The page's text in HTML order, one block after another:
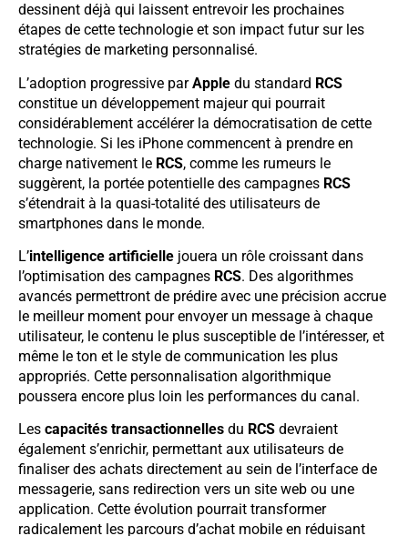
dessinent déjà qui laissent entrevoir les prochaines
étapes de cette technologie et son impact futur sur les
stratégies de marketing personnalisé.
L’adoption progressive parApple du standard RCS
constitue un développement majeur qui pourrait
considérablement accélérer la démocratisation de cette
technologie. Si les iPhone commencent à prendre en
charge nativement le RCS, comme les rumeurs le
suggèrent, la portée potentielle des campagnes RCS
s’étendrait à la quasi-totalité des utilisateurs de
smartphones dans le monde.
L’intelligence artificielle jouera un rôle croissant dans
l’optimisation des campagnes RCS. Des algorithmes
avancés permettront de prédire avec une précision accrue
le meilleur moment pour envoyer un message à chaque
utilisateur, le contenu le plus susceptible de l’intéresser, et
même le ton et le style de communication les plus
appropriés. Cette personnalisation algorithmique
poussera encore plus loin les performances du canal.
Les capacités transactionnelles du RCS devraient
également s’enrichir, permettant aux utilisateurs de
finaliser des achats directement au sein de l’interface de
messagerie, sans redirection vers un site web ou une
application. Cette évolution pourrait transformer
radicalement les parcours d’achat mobile en réduisant